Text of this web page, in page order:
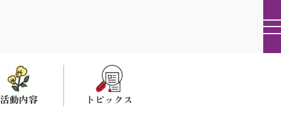
活動内容 トピックス